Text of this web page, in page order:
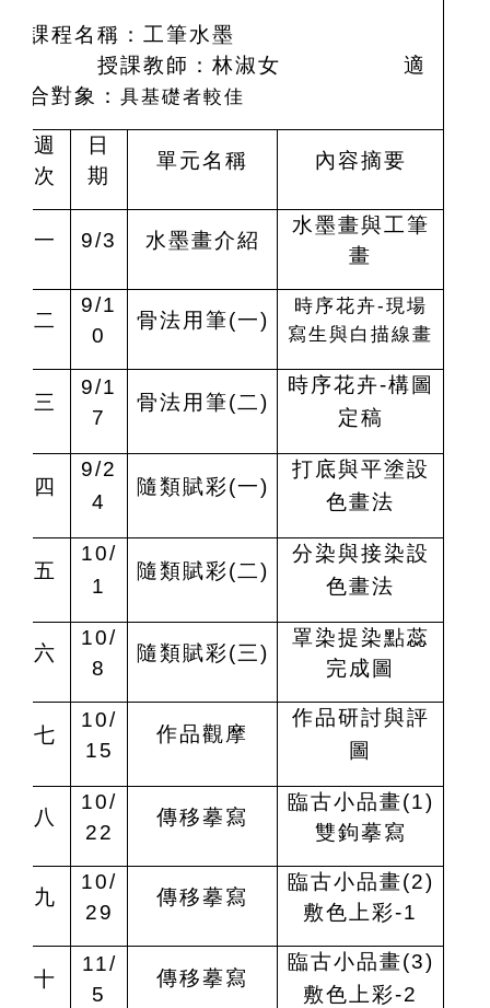
課程名稱：工筆水墨
授課教師：林淑女 適
合對象： 具基礎者較佳
週
次
日
期
單元名稱 內容摘要
一 9/3 水墨畫介紹
水墨畫與工筆
畫
二
9/1
0
骨法用筆(一)
時序花卉-現場
寫生與白描線畫
三
9/1
7
骨法用筆(二)
時序花卉-構圖
定稿
四
9/2
4
隨類賦彩(一)
打底與平塗設
色畫法
五
10/
1
隨類賦彩(二)
分染與接染設
色畫法
六
10/
8
隨類賦彩(三)
罩染提染點蕊
完成圖
七
10/
15
作品觀摩
作品研討與評
圖
八
10/
22
傳移摹寫
臨古小品畫(1)
雙鉤摹寫
九
10/
29
傳移摹寫
臨古小品畫(2)
敷色上彩-1
十
11/
5
傳移摹寫
臨古小品畫(3)
敷色上彩-2